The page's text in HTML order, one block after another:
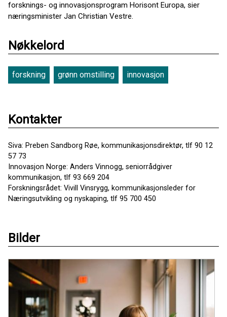
forsknings- og innovasjonsprogram Horisont Europa, sier
næringsminister Jan Christian Vestre.
Nøkkelord
forskning grønn omstilling innovasjon
Kontakter
Siva: Preben Sandborg Røe, kommunikasjonsdirektør, tlf 90 12
57 73
Innovasjon Norge: Anders Vinnogg, seniorrådgiver
kommunikasjon, tlf 93 669 204
Forskningsrådet: Vivill Vinsrygg, kommunikasjonsleder for
Næringsutvikling og nyskaping, tlf 95 700 450
Bilder